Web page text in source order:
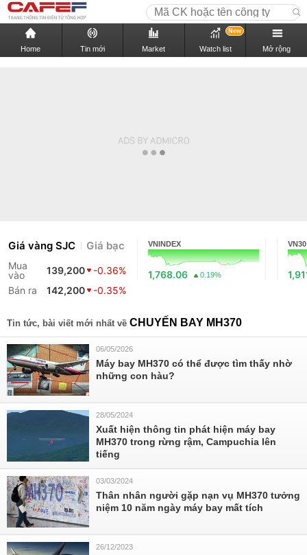
Home Tin mới Market Watch list
New
Mở rộng
Giá vàng SJC Giá bạc
Mua
vào
139,200
-0.36%
Bán ra
142,200 -0.35%
VNINDEX
1,768.06 0.19%
VN30
Tin tức, bài viết mới nhất về CHUYẾN BAY MH370
06/05/2026
Máy bay MH370 có thể được tìm thấy nhờ
những con hàu?
28/05/2024
Xuất hiện thông tin phát hiện máy bay
MH370 trong rừng rậm, Campuchia lên
tiếng
03/03/2024
Thân nhân người gặp nạn vụ MH370 tưởng
niệm 10 năm ngày máy bay mất tích
26/12/2023